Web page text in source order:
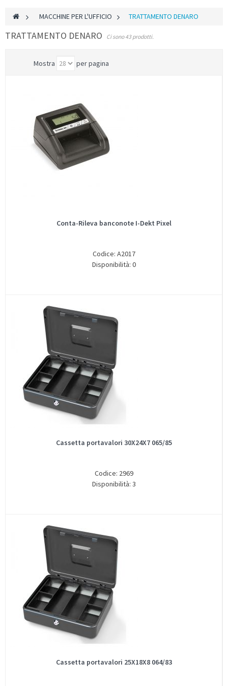
> MACCHINE PER L'UFFICIO > TRATTAMENTO DENARO
TRATTAMENTO DENARO Ci sono 43 prodotti.
Mostra per pagina
Conta-Rileva banconote I-Dekt Pixel
Codice: A2017
Disponibilità: 0
Cassetta portavalori 30X24X7 065/85
Codice: 2969
Disponibilità: 3
Cassetta portavalori 25X18X8 064/83